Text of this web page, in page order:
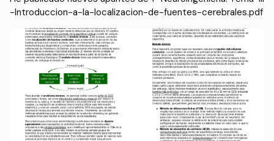
-Introduccion-a-la-localizacion-de-fuentes-cerebrales.pdf